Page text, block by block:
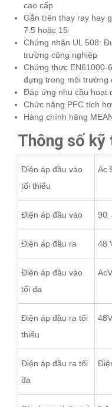
cao cấp
Gắn trên thay ray hay
7.5 hoặc 15
Chứng nhận UL 508:
trường công nghiệp
Chứng thực EN61000-
đựng trong môi trường
Đáp ứng nhu cầu hoạt
Chức năng PFC tích
Hàng chính hãng
Thông số kỹ
Điện áp đầu vào
tối thiểu
Ac
Điện áp đầu vào 90
Điện áp đầu ra 48
Điện áp đầu vào
tối đa
AcV
Điện áp đầu ra tối
thiểu
Điện áp đầu ra tối
đa